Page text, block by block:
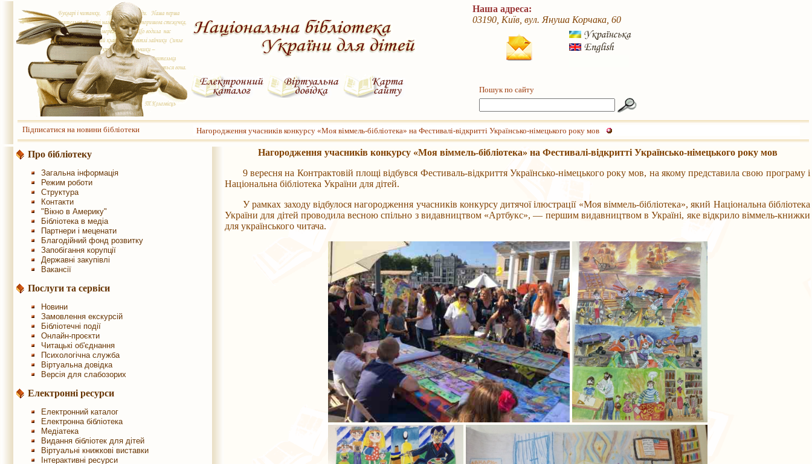
Наша адреса:
03190, Київ, вул. Януша Корчака, 60
Пошук по сайту
Підписатися на новини бібліотеки Нагородження учасників конкурсу «Моя віммель-бібліотека» на Фестивалі-відкритті Українсько-німецького року мов
Про бібліотеку
Загальна інформація
Режим роботи
Структура
Контакти
"Вікно в Америку"
Бібліотека в медіа
Партнери і меценати
Благодійний фонд розвитку
Запобігання корупції
Державні закупівлі
Вакансії
Послуги та сервіси
Новини
Замовлення екскурсій
Бібліотечні події
Онлайн-проєкти
Читацькі об'єднання
Психологічна служба
Віртуальна довідка
Версія для слабозорих
Електронні ресурси
Електронний каталог
Електронна бібліотека
Медіатека
Видання бібліотек для дітей
Віртуальні книжкові виставки
Інтерактивні ресурси
Нагородження учасників конкурсу «Моя віммель-бібліотека» на Фестивалі-відкритті Українсько-німецького року мов
9 вересня на Контрактовій площі відбувся Фестиваль-відкриття Українсько-німецького року мов, на якому представила свою програму і
Національна бібліотека України для дітей.
У рамках заходу відбулося нагородження учасників конкурсу дитячої ілюстрації «Моя віммель-бібліотека», який Національна бібліотека
України для дітей проводила весною спільно з видавництвом «Артбукс», — першим видавництвом в Україні, яке відкрило віммель-книжки
для українського читача.